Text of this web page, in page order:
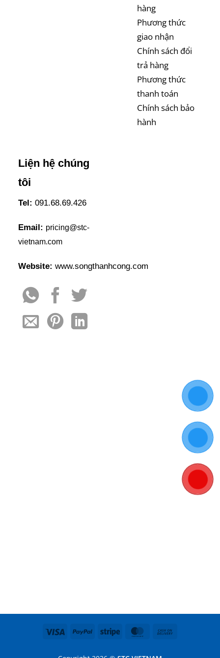
hàng
Phương thức
giao nhận
Chính sách đổi
trả hàng
Phương thức
thanh toán
Chính sách bảo
hành
Liện hệ chúng
tôi
Tel: 091.68.69.426
Email: pricing@stc-
vietnam.com
Website:www.songthanhcong.com
Visa PayPal Stripe MasterCard